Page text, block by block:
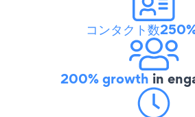
コンタクト数
200% growth in